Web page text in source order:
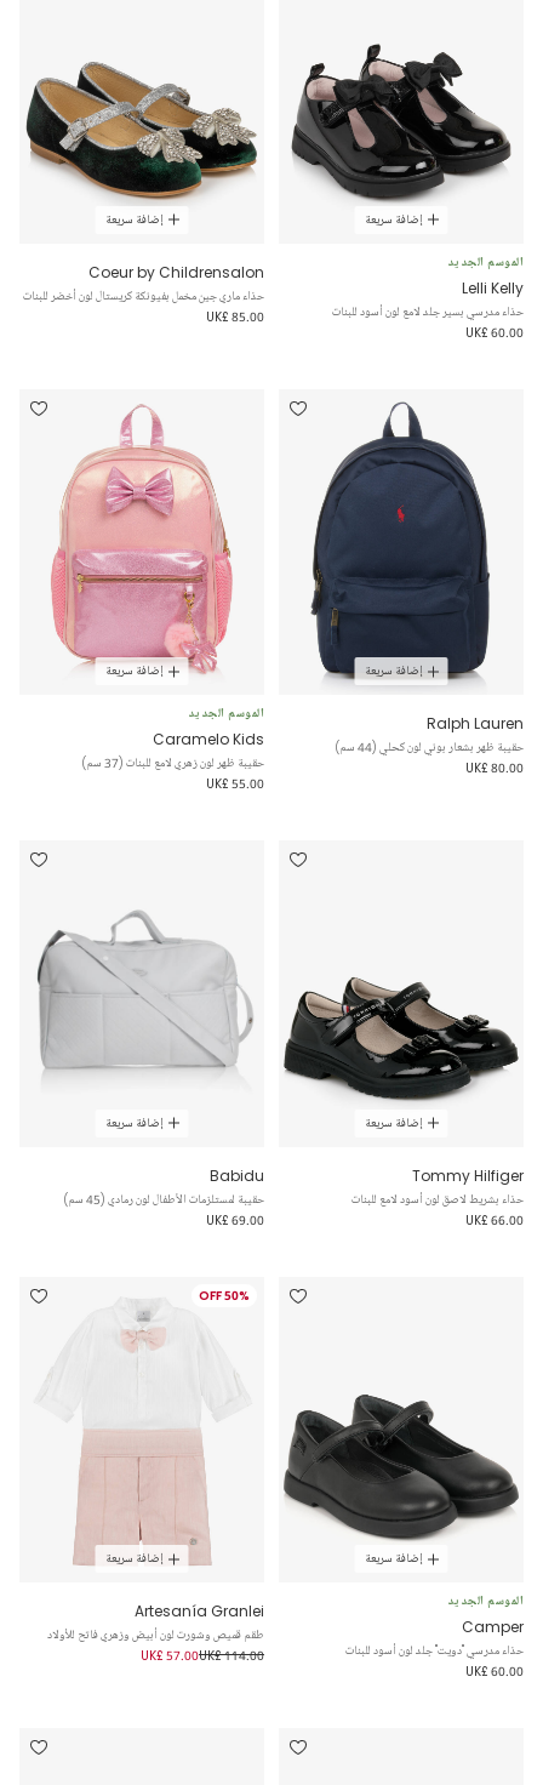
إضافة سريعة
الموسم الجديد
Lelli Kelly
حذاء مدرسي بسير جلد لامع لون أسود للبنات
UK£ 60.00
إضافة سريعة
Coeur by Childrensalon
حذاء ماري جين مخمل بفيونكة كريستال لون أخضر للبنات
UK£ 85.00
إضافة سريعة
Ralph Lauren
حقيبة ظهر بشعار بوني لون كحلي (44 سم)
UK£ 80.00
إضافة سريعة
الموسم الجديد
Caramelo Kids
حقيبة ظهر لون زهري لامع للبنات (37 سم)
UK£ 55.00
إضافة سريعة
Tommy Hilfiger
حذاء بشريط لاصق لون أسود لامع للبنات
UK£ 66.00
إضافة سريعة
Babidu
حقيبة لمستلزمات الأطفال لون رمادي (45 سم)
UK£ 69.00
إضافة سريعة
الموسم الجديد
Camper
حذاء مدرسي "دويت" جلد لون أسود للبنات
UK£ 60.00
50% OFF
إضافة سريعة
Artesanía Granlei
طقم قميص وشورت لون أبيض وزهري فاتح للأولاد
UK£ 114.00
UK£ 57.00